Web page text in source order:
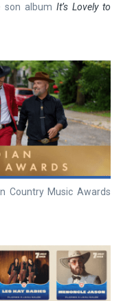
son albumIt’s Lovely to
Country Music Awards